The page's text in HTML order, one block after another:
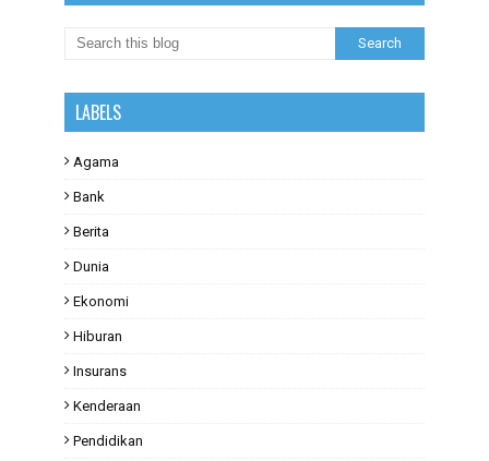
LABELS
Agama
Bank
Berita
Dunia
Ekonomi
Hiburan
Insurans
Kenderaan
Pendidikan